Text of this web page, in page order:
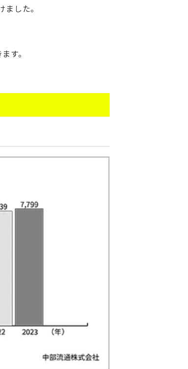
した。
す。